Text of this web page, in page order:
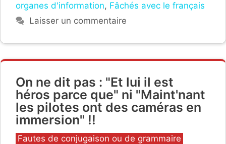
organes d'information, Fâchés avec le français
Laisser un commentaire
On ne dit pas : "Et lui il est
héros parce que" ni "Maint'nant
les pilotes ont des caméras en
immersion" !!
Catégories
Fautes de conjugaison ou de grammaire